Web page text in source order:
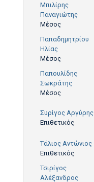
Μπιλίρης
Παναγιώτης
Μέσος
Παπαδημητρίου
Ηλίας
Μέσος
Παπουλίδης
Σωκράτης
Μέσος
Συρίγος Αργύρης
Επιθετικός
Τάλιος Αντώνιος
Επιθετικός
Τσιρίγος
Αλέξανδρος